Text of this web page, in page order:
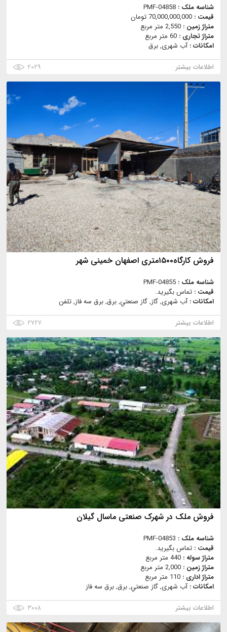
شناسه ملک : PMF-04858
قیمت : 70,000,000,000 تومان
متراژ زمین : 2,550 متر مربع
متراژ تجاری : 60 متر مربع
امکانات :آب شهری, برق
اطلاعات بیشتر
۲۰۲۹
فروش کارگاه۱۵۰۰متری اصفهان خمینی شهر
شناسه ملک : PMF-04855
قیمت : تماس بگیرید.
امکانات :آب شهری, گاز, گاز صنعتي, برق, برق سه فاز, تلفن
اطلاعات بیشتر
۲۷۲۷
فروش ملک در شهرک صنعتی ماسال گیلان
شناسه ملک : PMF-04853
قیمت : تماس بگیرید.
متراژ سوله : 440 متر مربع
متراژ زمین : 2,000 متر مربع
متراژ اداری : 110 متر مربع
امکانات :آب شهری, گاز صنعتي, برق, برق سه فاز
اطلاعات بیشتر
۳۰۰۸